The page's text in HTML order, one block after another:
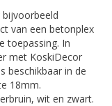
van een betonplex
toepassing. In
met KoskiDecor
beschikbaar in de
18mm.
wit en zwart.